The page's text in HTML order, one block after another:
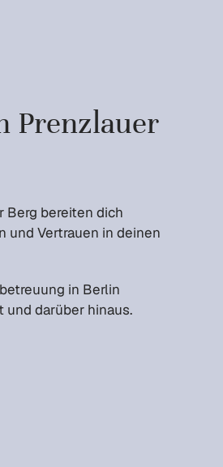
Prenzlauer
Berg bereiten dich
und Vertrauen in deinen
in Berlin
und darüber hinaus.